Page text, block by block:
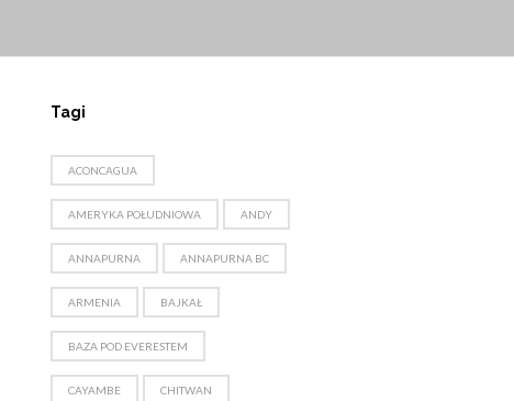
Tagi
ACONCAGUA
AMERYKA POŁUDNIOWA ANDY
ANNAPURNA ANNAPURNA BC
ARMENIA BAJKAŁ
BAZA POD EVERESTEM
CAYAMBE CHITWAN